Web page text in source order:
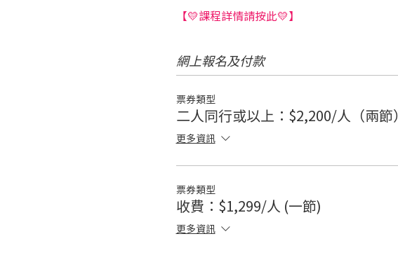
【💛課程詳情請按此💛】
網上報名及付款
票券類型
二人同行或以上：$2,200/人（兩節）
更多資訊
票券類型
收費：$1,299/人 (一節)
更多資訊